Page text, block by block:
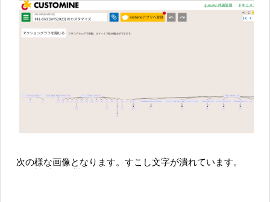
次の様な画像となります。すこし文字が潰れています。